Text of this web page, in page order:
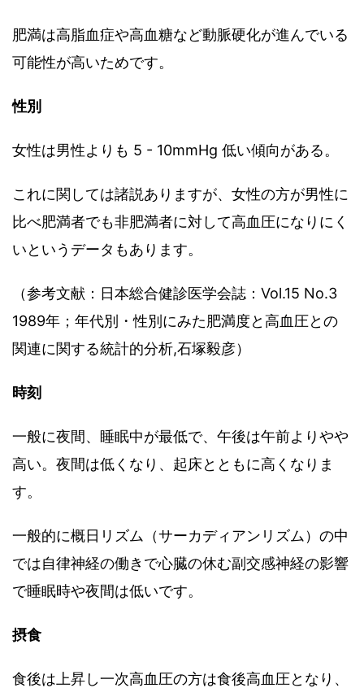
肥満は高脂血症や高血糖など動脈硬化が進んでいる
可能性が高いためです。
性別
女性は男性よりも 5 - 10mmHg 低い傾向がある。
これに関しては諸説ありますが、女性の方が男性に
比べ肥満者でも非肥満者に対して高血圧になりにく
いというデータもあります。
（参考文献：日本総合健診医学会誌：Vol.15 No.3
1989年；年代別・性別にみた肥満度と高血圧との
関連に関する統計的分析,石塚毅彦）
時刻
一般に夜間、睡眠中が最低で、午後は午前よりやや
高い。夜間は低くなり、起床とともに高くなりま
す。
一般的に概日リズム（サーカディアンリズム）の中
では自律神経の働きで心臓の休む副交感神経の影響
で睡眠時や夜間は低いです。
摂食
食後は上昇し一次高血圧の方は食後高血圧となり、